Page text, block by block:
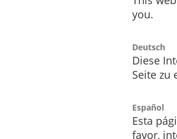
you.
Deutsch
Diese
Seite zu
Español
Esta
favor,